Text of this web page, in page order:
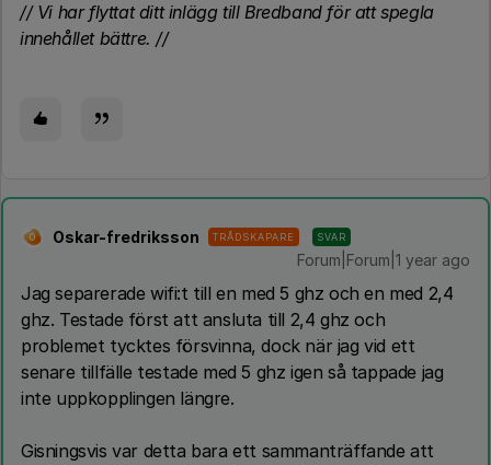
// Vi har flyttat ditt inlägg till Bredband för att spegla
innehållet bättre. //
O Oskar-fredriksson TRÅDSKAPARE SVAR
Forum|Forum|1 year ago
Jag separerade wifi:t till en med 5 ghz och en med 2,4
ghz. Testade först att ansluta till 2,4 ghz och
problemet tycktes försvinna, dock när jag vid ett
senare tillfälle testade med 5 ghz igen så tappade jag
inte uppkopplingen längre.
Gisningsvis var detta bara ett sammanträffande att